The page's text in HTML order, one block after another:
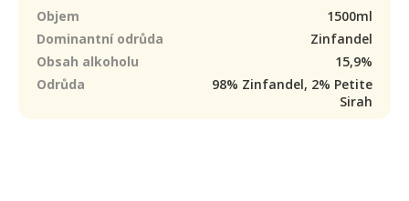
Objem
1500ml
Dominantní odrůda
Zinfandel
Obsah alkoholu
15,9%
Odrůda
98% Zinfandel, 2% Petite
Sirah